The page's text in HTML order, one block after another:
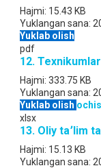
Hajmi: 15.43 KB
Yuklangan sana:
Yuklab olish
pdf
12.
Hajmi: 333.75 KB
Yuklangan sana:
Yuklab olish
xlsx
13. Oliy ta՚lim
Hajmi: 15.13 KB
Yuklangan sana: